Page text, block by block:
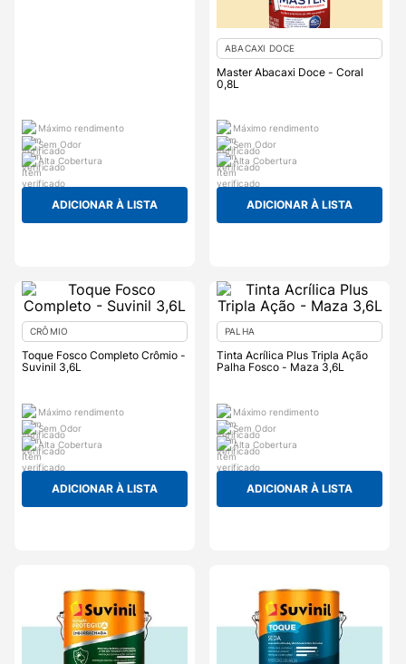
Máximo rendimento
Sem Odor
Alta Cobertura
ADICIONAR À LISTA
ABACAXI DOCE
Master Abacaxi Doce - Coral
0,8L
Máximo rendimento
Sem Odor
Alta Cobertura
ADICIONAR À LISTA
CRÔMIO
Toque Fosco Completo Crômio -
Suvinil 3,6L
Máximo rendimento
Sem Odor
Alta Cobertura
ADICIONAR À LISTA
PALHA
Tinta Acrílica Plus Tripla Ação
Palha Fosco - Maza 3,6L
Máximo rendimento
Sem Odor
Alta Cobertura
ADICIONAR À LISTA